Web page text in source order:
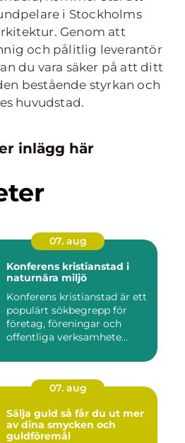
i Stockholms
Genom att
och pålitlig leverantör
du vara säker på att ditt
bestående styrkan och
huvudstad.
inlägg här
07. aug
Konferens kristianstad i
naturnära miljö
Konferens kristianstad är ett
populärt sökbegrepp för
företag, föreningar och
offentliga verksamhete...
07. aug
Sälja guld så får du ut mer
av dina smycken och
guldföremål